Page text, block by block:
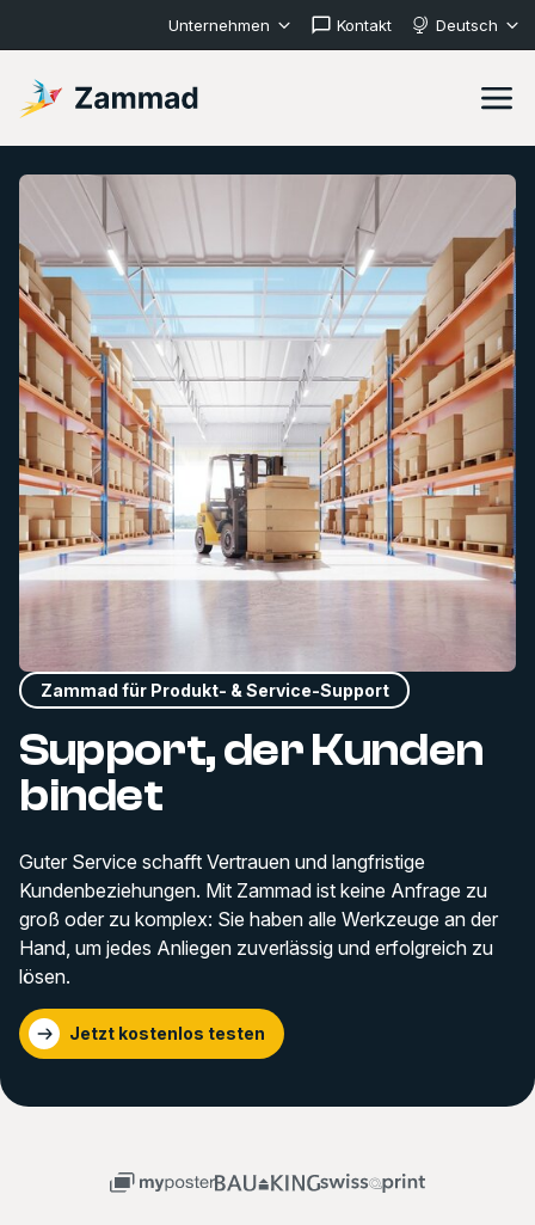
Unternehmen Kontakt Deutsch
Zammad für Produkt- & Service-Support
Support, der Kunden
bindet
Guter Service schafft Vertrauen und langfristige
Kundenbeziehungen. Mit Zammad ist keine Anfrage zu
groß oder zu komplex: Sie haben alle Werkzeuge an der
Hand, um jedes Anliegen zuverlässig und erfolgreich zu
lösen.
Jetzt kostenlos testen